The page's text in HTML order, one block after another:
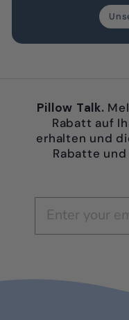
Pillow Talk.
Rabatt auf
erhalten und
Rabatte